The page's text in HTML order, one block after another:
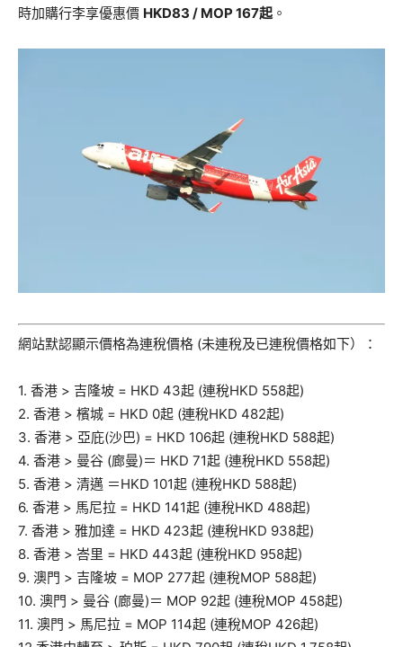
時加購行李享優惠價 HKD83 / MOP 167起。
網站默認顯示價格為連稅價格 (未連稅及已連稅價格如下）：
1. 香港 > 吉隆坡 = HKD 43起 (連稅HKD 558起)
2. 香港 > 檳城 = HKD 0起 (連稅HKD 482起)
3. 香港 > 亞庇(沙巴) = HKD 106起 (連稅HKD 588起)
4. 香港 > 曼谷 (廊曼)＝ HKD 71起 (連稅HKD 558起)
5. 香港 > 清邁 ＝HKD 101起 (連稅HKD 588起)
6. 香港 > 馬尼拉 = HKD 141起 (連稅HKD 488起)
7. 香港 > 雅加達 = HKD 423起 (連稅HKD 938起)
8. 香港 > 峇里 = HKD 443起 (連稅HKD 958起)
9. 澳門 > 吉隆坡 = MOP 277起 (連稅MOP 588起)
10. 澳門 > 曼谷 (廊曼)＝ MOP 92起 (連稅MOP 458起)
11. 澳門 > 馬尼拉 = MOP 114起 (連稅MOP 426起)